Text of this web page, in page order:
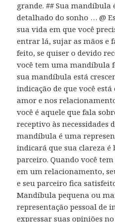
grande. ## Sua mandíbula
detalhado do sonho … @
sua vida em que você
entrar lá, sujar as mãos e
feito, se quiser o devido
você tem uma mandíbula
sua mandíbula está
indicação de que você
amor e nos
você é aquele que fala
receptivo às necessidades
mandíbula é uma
indicará que sua clareza é
parceiro. Quando você
em um relacionamento,
e seu parceiro fica
Mandíbula pequena ou
representação pessoal de
expressar suas opiniões